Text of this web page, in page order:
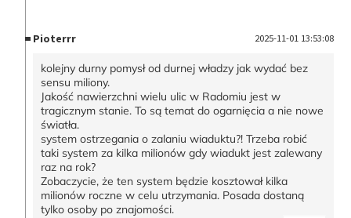
Pioterrr 2025-11-01 13:53:08
kolejny durny pomysł od durnej władzy jak wydać bez
sensu miliony.
Jakość nawierzchni wielu ulic w Radomiu jest w
tragicznym stanie. To są temat do ogarnięcia a nie nowe
światła.
system ostrzegania o zalaniu wiaduktu?! Trzeba robić
taki system za kilka milionów gdy wiadukt jest zalewany
raz na rok?
Zobaczycie, że ten system będzie kosztował kilka
milionów roczne w celu utrzymania. Posada dostaną
tylko osoby po znajomości.